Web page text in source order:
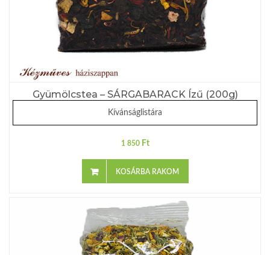
Gyümölcstea – SÁRGABARACK Ízű (200g)
Kívánságlistára
1 850 Ft
KOSÁRBA RAKOM